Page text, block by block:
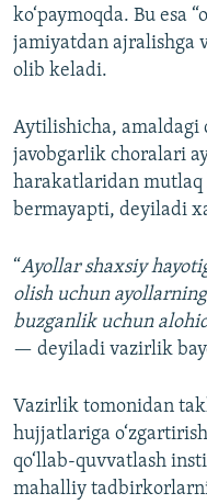
ko‘paymoqda. Bu esa
jamiyatdan ajralishga
olib keladi.
Aytilishicha, amaldagi
javobgarlik choralari
harakatlaridan
bermayapti, deyiladi
“Ayollar shaxsiy
olish uchun
buzganlik uchun
— deyiladi vazirlik
Vazirlik tomonidan
hujjatlariga
qo‘llab-quvvatlash
mahalliy